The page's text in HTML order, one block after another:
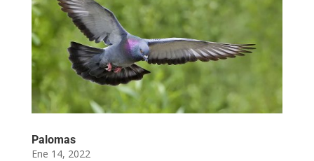
Palomas
Ene 14, 2022